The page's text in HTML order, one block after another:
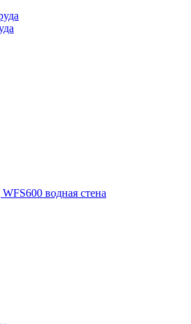
водная стена